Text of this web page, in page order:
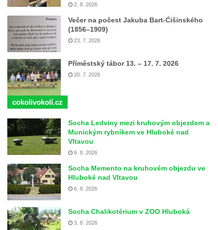
2. 8. 2026
Večer na počest Jakuba Bart-Ćišinského
(1856–1909)
23. 7. 2026
Příměstský tábor 13. – 17. 7. 2026
20. 7. 2026
cokolivokolí.cz
Socha Ledviny mezi kruhovým objezdem a
Munickým rybníkem ve Hluboké nad
Vltavou
6. 8. 2026
Socha Memento na kruhovém objezdu ve
Hluboké nad Vltavou
6. 8. 2026
Socha Chalikotérium v ZOO Hluboká
3. 8. 2026